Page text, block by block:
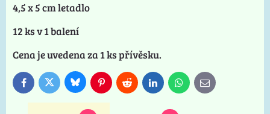
4,5 x 5 cm letadlo
12 ks v 1 balení
Cena je uvedena za 1 ks přívěsku.
FacebookTwitterBlueskyPinterestReddit LinkedInWhatsApp
E-
mail